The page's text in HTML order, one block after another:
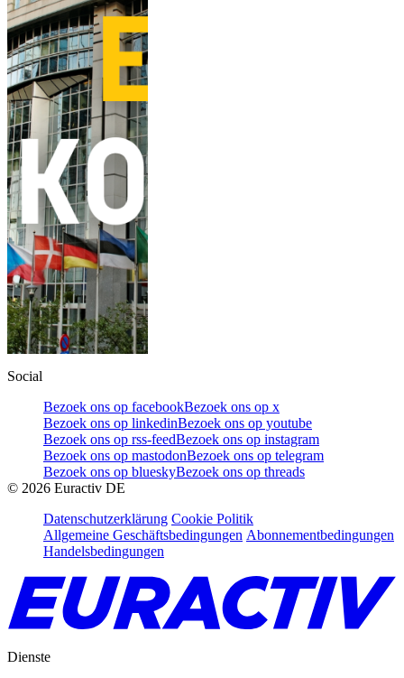
Social
Bezoek ons op facebookBezoek ons op x
Bezoek ons op linkedinBezoek ons op youtube
Bezoek ons op rss-feedBezoek ons op instagram
Bezoek ons op mastodonBezoek ons op telegram
Bezoek ons op blueskyBezoek ons op threads
© 2026 Euractiv DE
Datenschutzerklärung Cookie Politik
Allgemeine Geschäftsbedingungen Abonnementbedingungen
Handelsbedingungen
Dienste